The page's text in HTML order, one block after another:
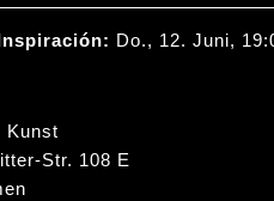
Do., 12. Juni,
Kunst
Str. 108 E